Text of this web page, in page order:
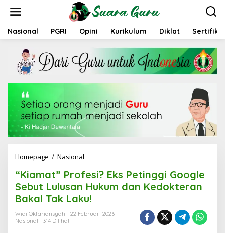
t
Nasional PGRI Opini Kurikulum Diklat
Homepage / Nasional
i
a
m
a
t
“Kiamat” Profesi? Eks Petinggi Google
Sebut Lulusan Hukum dan Kedokteran
Bakal Tak Laku!
Widi Oktariansyah
22 Februari 2026
Nasional
314 Dilihat